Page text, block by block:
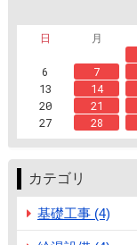
日
月
6
7
13
14
20
21
27
28
カテゴリ
基礎工事 (4)